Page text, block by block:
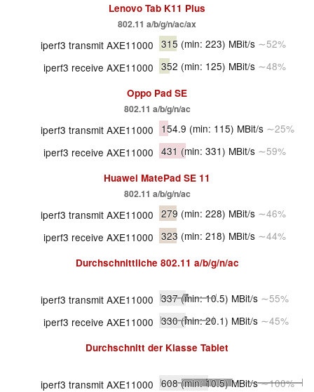
Lenovo Tab K11 Plus
802.11 a/b/g/n/ac/ax
iperf3 transmit AXE11000 315 (min: 223) MBit/s ∼52%
iperf3 receive AXE11000 352 (min: 125) MBit/s ∼48%
Oppo Pad SE
802.11 a/b/g/n/ac
iperf3 transmit AXE11000 154.9 (min: 115) MBit/s ∼25%
iperf3 receive AXE11000 431 (min: 331) MBit/s ∼59%
Huawei MatePad SE 11
802.11 a/b/g/n/ac
iperf3 transmit AXE11000 279 (min: 228) MBit/s ∼46%
iperf3 receive AXE11000 323 (min: 218) MBit/s ∼44%
Durchschnittliche 802.11 a/b/g/n/ac
iperf3 transmit AXE11000 337(min: 10.5) MBit/s ∼55%
iperf3 receive AXE11000 330(min: 20.1) MBit/s ∼45%
Durchschnitt der Klasse Tablet
iperf3 transmit AXE11000 608(min: 10.5)MBit/s∼100%